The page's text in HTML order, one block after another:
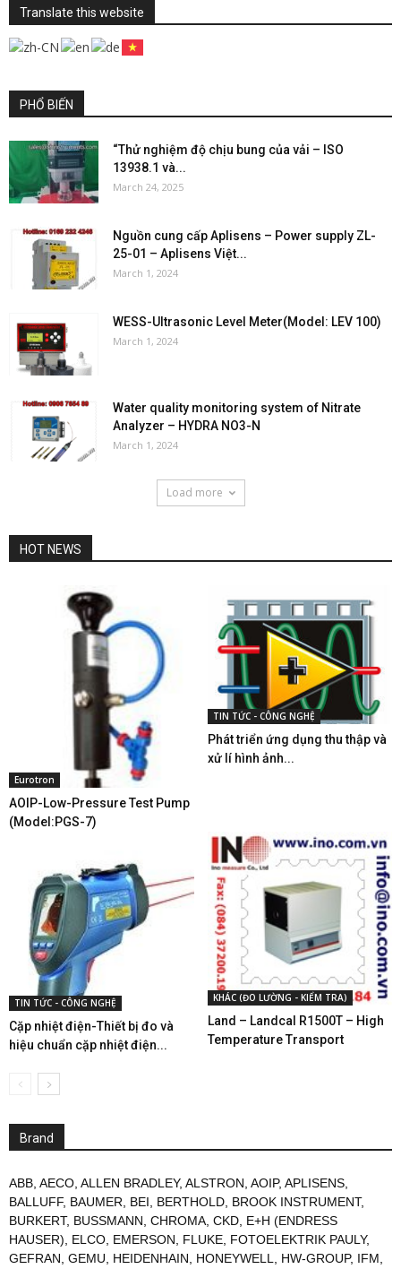
Translate this website
PHỔ BIẾN
“Thử nghiệm độ chịu bung của vải – ISO
13938.1 và...
March 24, 2025
Nguồn cung cấp Aplisens – Power supply ZL-
25-01 – Aplisens Việt...
March 1, 2024
WESS-Ultrasonic Level Meter(Model: LEV 100)
March 1, 2024
Water quality monitoring system of Nitrate
Analyzer – HYDRA NO3-N
March 1, 2024
Load more
HOT NEWS
Eurotron
AOIP-Low-Pressure Test Pump
(Model:PGS-7)
TIN TỨC - CÔNG NGHỆ
Phát triển ứng dụng thu thập và
xử lí hình ảnh...
TIN TỨC - CÔNG NGHỆ
Cặp nhiệt điện-Thiết bị đo và
hiệu chuẩn cặp nhiệt điện...
KHÁC (ĐO LƯỜNG - KIỂM TRA)
Land – Landcal R1500T – High
Temperature Transport
Brand
ABB, AECO, ALLEN BRADLEY, ALSTRON, AOIP, APLISENS,
BALLUFF, BAUMER, BEI, BERTHOLD, BROOK INSTRUMENT,
BURKERT, BUSSMANN, CHROMA, CKD, E+H (ENDRESS
HAUSER), ELCO, EMERSON, FLUKE, FOTOELEKTRIK PAULY,
GEFRAN, GEMU, HEIDENHAIN, HONEYWELL, HW-GROUP, IFM,